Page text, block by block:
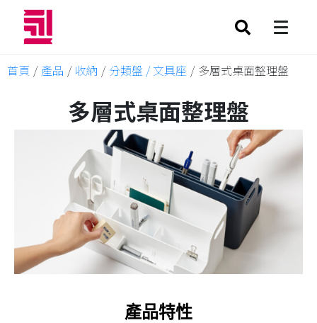
首頁 / 產品 / 收納 / 分類盤 / 文具座 / 多層式桌面整理盤
多層式桌面整理盤
產品特性